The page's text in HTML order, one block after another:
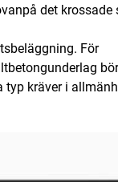
det krossade
För
kräver i